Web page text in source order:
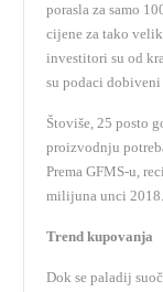
porasla za samo
cijene za tako
investitori su od
su podaci
Štoviše, 25 posto
proizvodnju
Prema GFMS-u,
milijuna unci
Trend kupovanja
Dok se paladij